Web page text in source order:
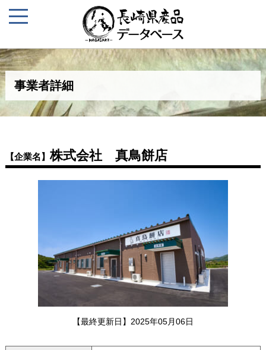
事業者詳細
【企業名】株式会社 真鳥餅店
【最終更新日】2025年05月06日